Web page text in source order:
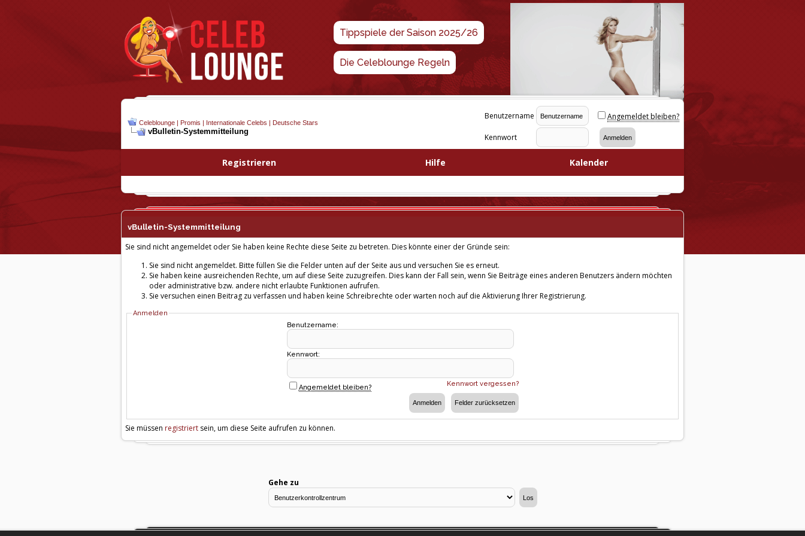
Tippspiele der Saison 2025/26
Die Celeblounge Regeln
Celeblounge | Promis | Internationale Celebs | Deutsche Stars
vBulletin-Systemmitteilung
Benutzername Angemeldet bleiben?
Kennwort
Registrieren Hilfe Kalender
vBulletin-Systemmitteilung
Sie sind nicht angemeldet oder Sie haben keine Rechte diese Seite zu betreten. Dies könnte einer der Gründe sein:
Sie sind nicht angemeldet. Bitte füllen Sie die Felder unten auf der Seite aus und versuchen Sie es erneut.
Sie haben keine ausreichenden Rechte, um auf diese Seite zuzugreifen. Dies kann der Fall sein, wenn Sie Beiträge eines anderen Benutzers ändern möchten
oder administrative bzw. andere nicht erlaubte Funktionen aufrufen.
Sie versuchen einen Beitrag zu verfassen und haben keine Schreibrechte oder warten noch auf die Aktivierung Ihrer Registrierung.
Anmelden
Benutzername:
Kennwort:
Kennwort vergessen?
Angemeldet bleiben?
Sie müssen registriert sein, um diese Seite aufrufen zu können.
Gehe zu